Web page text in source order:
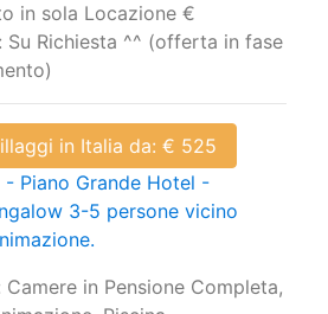
in sola Locazione €
Su Richiesta ^^ (offerta in fase
in Italia da: € 525
Piano Grande Hotel -
3-5 persone vicino
in Pensione Completa,